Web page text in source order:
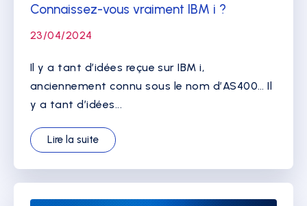
Connaissez-vous vraiment IBM i ?
23/04/2024
Il y a tant d’idées reçue sur IBM i,
anciennement connu sous le nom d’AS400… Il
y a tant d’idées...
Lire la suite